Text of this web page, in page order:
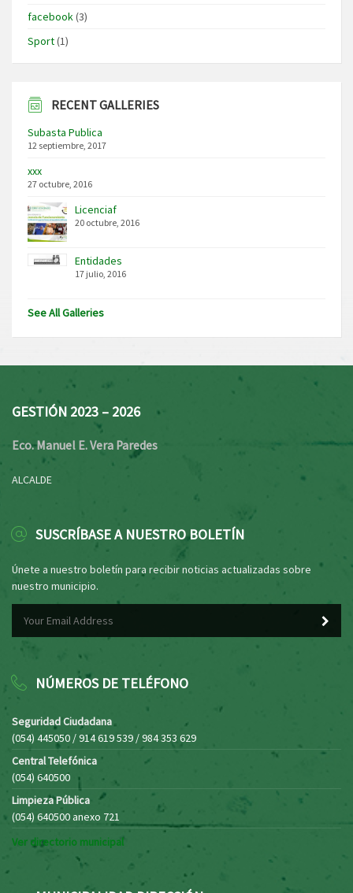
facebook(3)
Sport(1)
RECENT GALLERIES
Subasta Publica
12 septiembre, 2017
xxx
27 octubre, 2016
Licenciaf
20 octubre, 2016
Entidades
17 julio, 2016
See All Galleries
GESTIÓN 2023 – 2026
Eco. Manuel E. Vera Paredes
ALCALDE
SUSCRÍBASE A NUESTRO BOLETÍN
Únete a nuestro boletín para recibir noticias actualizadas sobre
nuestro municipio.
NÚMEROS DE TELÉFONO
Seguridad Ciudadana
(054) 445050 / 914 619 539 / 984 353 629
Central Telefónica
(054) 640500
Limpieza Pública
(054) 640500 anexo 721
Ver directorio municipal